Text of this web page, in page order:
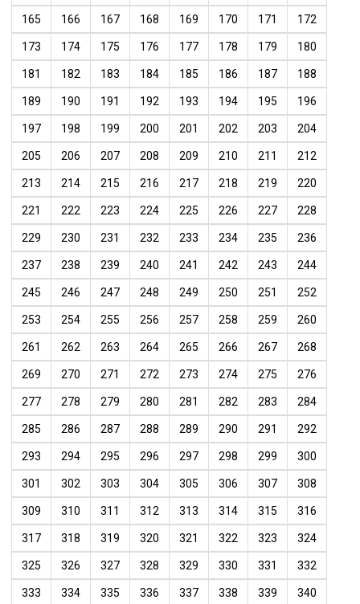
165 166 167 168 169 170 171 172
173 174 175 176 177 178 179 180
181 182 183 184 185 186 187 188
189 190 191 192 193 194 195 196
197 198 199 200 201 202 203 204
205 206 207 208 209 210 211 212
213 214 215 216 217 218 219 220
221 222 223 224 225 226 227 228
229 230 231 232 233 234 235 236
237 238 239 240 241 242 243 244
245 246 247 248 249 250 251 252
253 254 255 256 257 258 259 260
261 262 263 264 265 266 267 268
269 270 271 272 273 274 275 276
277 278 279 280 281 282 283 284
285 286 287 288 289 290 291 292
293 294 295 296 297 298 299 300
301 302 303 304 305 306 307 308
309 310 311 312 313 314 315 316
317 318 319 320 321 322 323 324
325 326 327 328 329 330 331 332
333 334 335 336 337 338 339 340